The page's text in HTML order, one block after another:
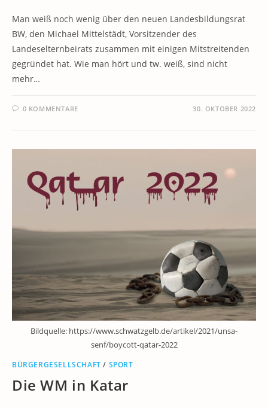
Man weiß noch wenig über den neuen Landesbildungsrat
BW, den Michael Mittelstädt, Vorsitzender des
Landeselternbeirats zusammen mit einigen Mitstreitenden
gegründet hat. Wie man hört und tw. weiß, sind nicht
mehr…
0 KOMMENTARE 30. OKTOBER 2022
Bildquelle: https://www.schwatzgelb.de/artikel/2021/unsa-
senf/boycott-qatar-2022
BÜRGERGESELLSCHAFT / SPORT
Die WM in Katar